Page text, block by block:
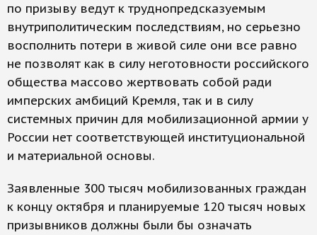
по призыву ведут к труднопредсказуемым
внутриполитическим последствиям, но серьезно
восполнить потери в живой силе они все равно
не позволят как в силу неготовности российского
общества массово жертвовать собой ради
имперских амбиций Кремля, так и в силу
системных причин для мобилизационной армии у
России нет соответствующей институциональной
и материальной основы.
Заявленные 300 тысяч мобилизованных граждан
к концу октября и планируемые 120 тысяч новых
призывников должны были бы означать